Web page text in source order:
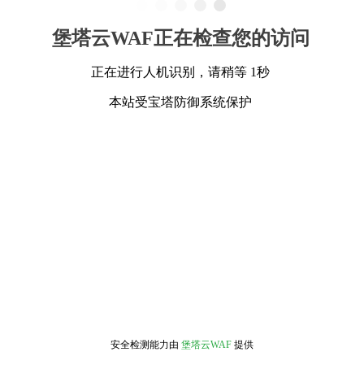
堡塔云WAF正在检查您的访问
正在进行人机识别，请稍等 1秒
本站受宝塔防御系统保护
安全检测能力由 堡塔云WAF 提供